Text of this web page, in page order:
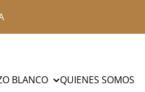
BLANCO QUIENES SOMOS